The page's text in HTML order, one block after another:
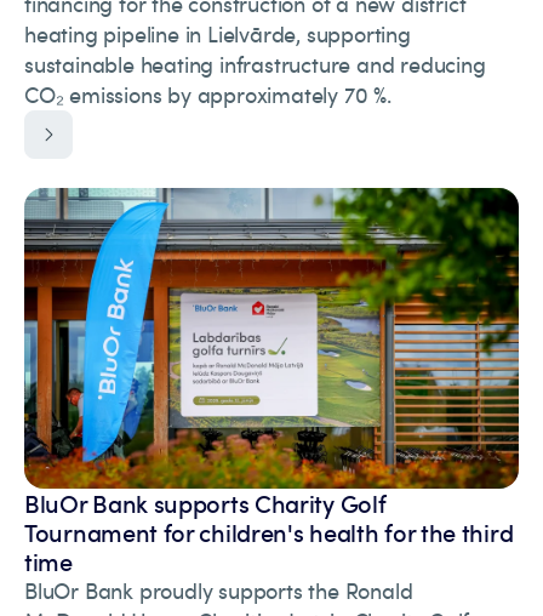
heating pipeline in Lielvārde, supporting
sustainable heating infrastructure and reducing
CO₂ emissions by approximately 70 %.
BluOr Bank supports Charity Golf
Tournament for children's health for the third
time
BluOr Bank proudly supports the Ronald